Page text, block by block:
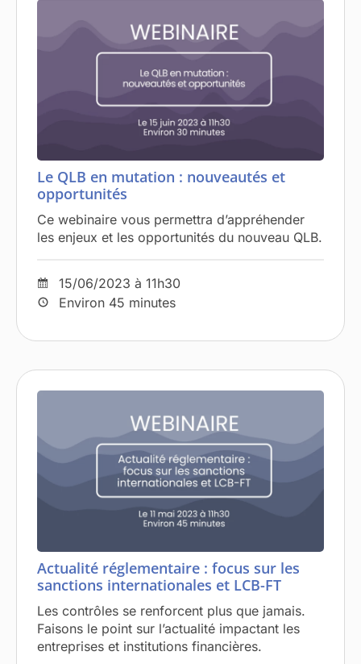
Le QLB en mutation : nouveautés et
opportunités
Ce webinaire vous permettra d’appréhender
les enjeux et les opportunités du nouveau QLB.
15/06/2023 à 11h30
Environ 45 minutes
Actualité réglementaire : focus sur les
sanctions internationales et LCB-FT
Les contrôles se renforcent plus que jamais.
Faisons le point sur l’actualité impactant les
entreprises et institutions financières.